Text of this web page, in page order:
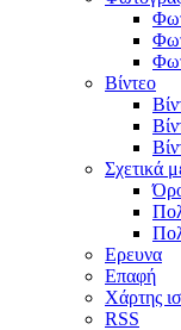
Βίντεο
Σχετικά
Ερευνα
Επαφή
Χάρτης
RSS